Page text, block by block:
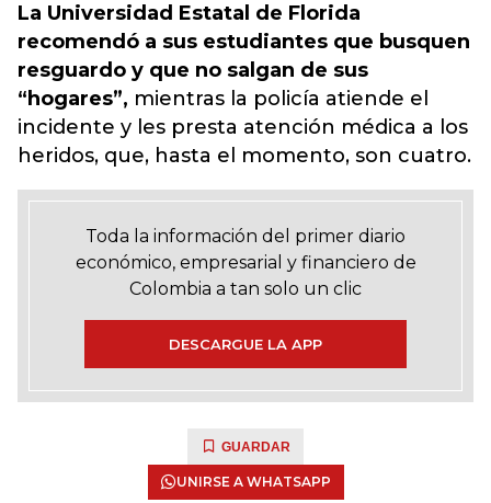
La Universidad Estatal de Florida
recomendó a sus estudiantes que busquen
resguardo y que no salgan de sus
“hogares”, mientras la policía atiende el
incidente y les presta atención médica a los
heridos, que, hasta el momento, son cuatro.
Toda la información del primer diario
económico, empresarial y financiero de
Colombia a tan solo un clic
DESCARGUE LA APP
GUARDAR
UNIRSE A WHATSAPP